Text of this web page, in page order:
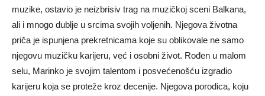
muzike, ostavio je neizbrisiv trag na muzičkoj sceni Balkana,
ali i mnogo dublje u srcima svojih voljenih. Njegova životna
priča je ispunjena prekretnicama koje su oblikovale ne samo
njegovu muzičku karijeru, već i osobni život. Rođen u malom
selu, Marinko je svojim talentom i posvećenošću izgradio
karijeru koja se proteže kroz decenije. Njegova porodica, koju